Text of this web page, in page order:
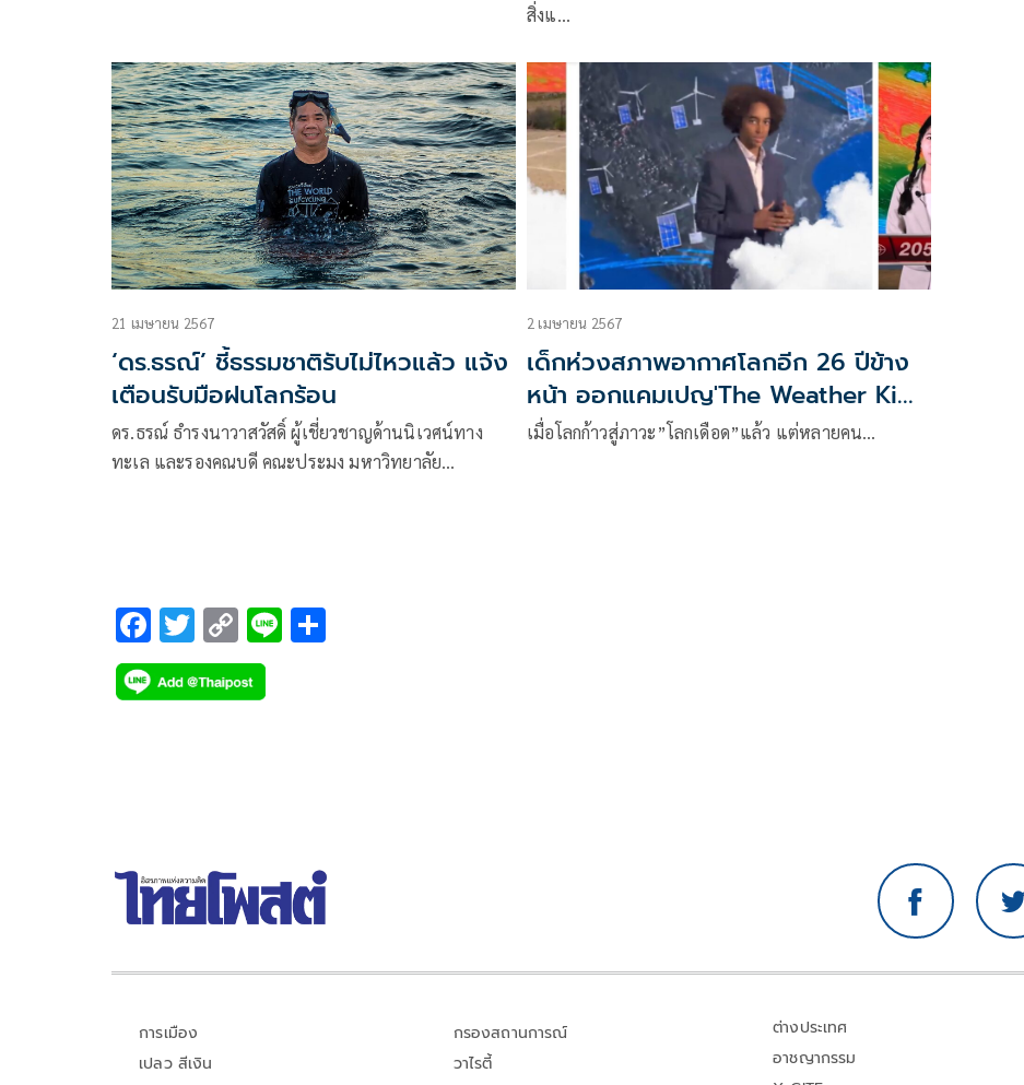
สิ่งแ…
21 เมษายน 2567
‘ดร.ธรณ์’ ชี้ธรรมชาติรับไม่ไหวแล้ว แจ้ง
เตือนรับมือฝนโลกร้อน
ดร.ธรณ์ ธำรงนาวาสวัสดิ์ ผู้เชี่ยวชาญด้านนิเวศน์ทาง
ทะเล และรองคณบดี คณะประมง มหาวิทยาลัย
2 เมษายน 2567
เด็กห่วงสภาพอากาศโลกอีก 26 ปีข้าง
หน้า ออกแคมเปญ'The Weather Kids'
กระตุ้นรีบแก้ไข
เมื่อโลกก้าวสู่ภาวะ”โลกเดือด”แล้ว แต่หลายคน…
F
ac
e
T
wi
tt
C
o
p
Li
การเมือง
เปลว สีเงิน
กรองสถานการณ์
วาไรตี้
ต่างประเทศ
อาชญากรรม